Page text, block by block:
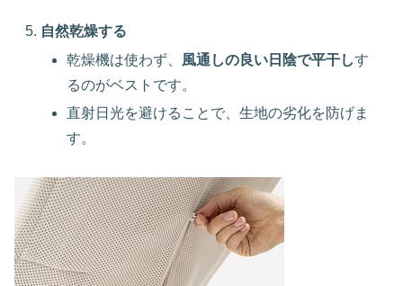
自然乾燥する
乾燥機は使わず、 風通しの良い日陰で平干しす
るのがベストです。
直射日光を避けることで、生地の劣化を防げま
す。